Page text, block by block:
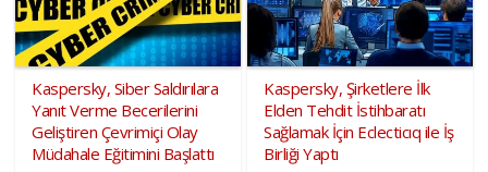
Kaspersky, Siber Saldırılara
Yanıt Verme Becerilerini
Geliştiren Çevrimiçi Olay
Müdahale Eğitimini Başlattı
Kaspersky, Şirketlere İlk
Elden Tehdit İstihbaratı
Sağlamak İçin Eclecticıq ile İş
Birliği Yaptı